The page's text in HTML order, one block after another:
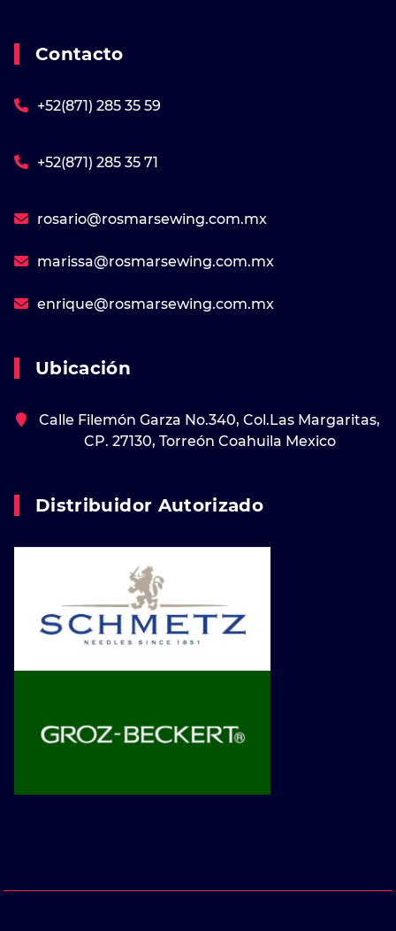
Contacto
+52(871) 285 35 59
+52(871) 285 35 71
rosario@rosmarsewing.com.mx
marissa@rosmarsewing.com.mx
enrique@rosmarsewing.com.mx
Ubicación
Calle Filemón Garza No.340, Col.Las Margaritas,
CP. 27130, Torreón Coahuila Mexico
Distribuidor Autorizado